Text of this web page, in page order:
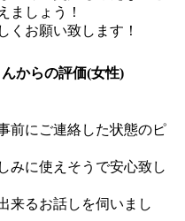
ましょう！
くお願い致します！
からの評価(女性)
前にご連絡した状態のピ
みに使えそうで安心致し
来るお話しを伺いまし